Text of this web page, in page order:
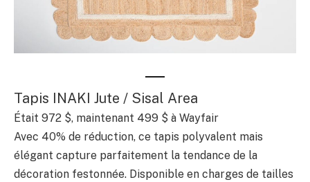
Tapis INAKI Jute / Sisal Area
Était 972 $, maintenant 499 $ à Wayfair
Avec 40% de réduction, ce tapis polyvalent mais
élégant capture parfaitement la tendance de la
décoration festonnée. Disponible en charges de tailles